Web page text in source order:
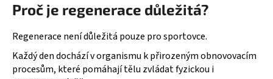
Proč je regenerace důležitá?
Regenerace není důležitá pouze pro sportovce.
Každý den dochází v organismu k přirozeným obnovovacím
procesům, které pomáhají tělu zvládat fyzickou i